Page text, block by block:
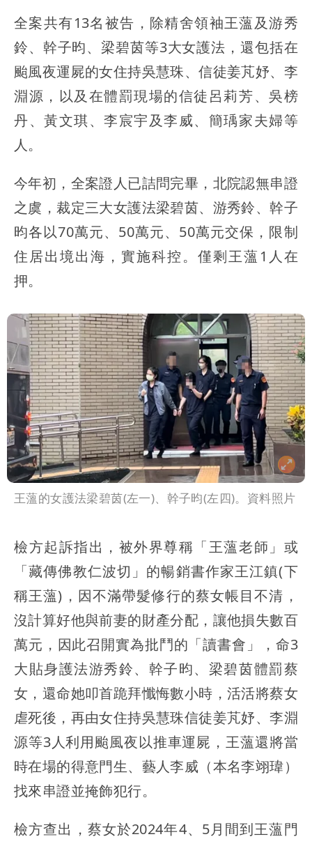
全案共有13名被告，除精舍領袖王薀及游秀
鈴、幹子昀、梁碧茵等3大女護法，還包括在
颱風夜運屍的女住持吳慧珠、信徒姜芃妤、李
淵源，以及在體罰現場的信徒呂莉芳、吳榜
丹、黃文琪、李宸宇及李威、簡瑀家夫婦等
人。
今年初，全案證人已詰問完畢，北院認無串證
之虞，裁定三大女護法梁碧茵、游秀鈴、幹子
昀各以70萬元、50萬元、50萬元交保，限制
住居出境出海，實施科控。僅剩王薀1人在
押。
王薀的女護法梁碧茵(左一)、幹子昀(左四)。資料照片
檢方起訴指出，被外界尊稱「王薀老師」或
「藏傳佛教仁波切」的暢銷書作家王江鎮(下
稱王薀)，因不滿帶髮修行的蔡女帳目不清，
沒計算好他與前妻的財產分配，讓他損失數百
萬元，因此召開實為批鬥的「讀書會」，命3
大貼身護法游秀鈴、幹子昀、梁碧茵體罰蔡
女，還命她叩首跪拜懺悔數小時，活活將蔡女
虐死後，再由女住持吳慧珠信徒姜芃妤、李淵
源等3人利用颱風夜以推車運屍，王薀還將當
時在場的得意門生、藝人李威（本名李翊瑋）
找來串證並掩飾犯行。
檢方查出，蔡女於2024年4、5月間到王薀門